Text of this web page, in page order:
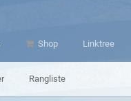
Rangliste
Shop Linktree